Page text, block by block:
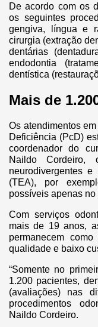
De acordo com os
os seguintes
gengiva, língua e
cirurgia (extração
dentárias
endodontia
dentística
Mais de
Os atendimentos
Deficiência (PcD)
coordenador do
Naildo Cordeiro,
neurodivergentes
(TEA), por
possíveis apenas
Com serviços
mais de 19 anos,
permanecem
qualidade e baixo
“Somente no
1.200 pacientes,
(avaliações) nas
procedimentos
Naildo Cordeiro.